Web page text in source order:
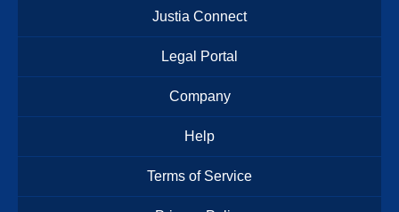
Justia Connect
Legal Portal
Company
Help
Terms of Service